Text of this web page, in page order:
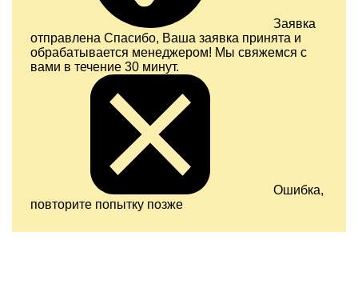
Заявка
отправлена Спасибо, Ваша заявка принята и
обрабатывается менеджером! Мы свяжемся с
вами в течение 30 минут.
Ошибка,
повторите попытку позже